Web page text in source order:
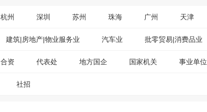
杭州 深圳 苏州 珠海 广州 天津
建筑|房地产|物业服务业 汽车业 批零贸易|消费品业
合资 代表处 地方国企 国家机关 事业单位
社招